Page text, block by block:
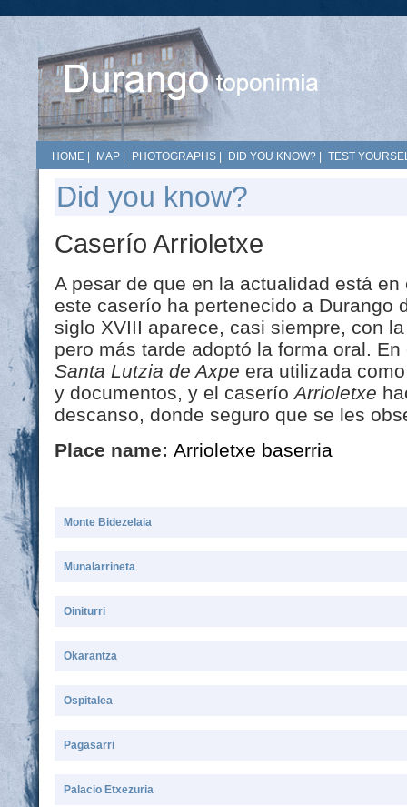
HOME MAP PHOTOGRAPHS DID YOU KNOW? TEST
Did you know?
Caserío Arrioletxe
A pesar de que en la actualidad está
este caserío ha pertenecido a Durango
siglo XVIII aparece, casi siempre, con
pero más tarde adoptó la forma oral.
Santa Lutzia de Axpe era utilizada
y documentos, y el caseríoArrioletxe
descanso, donde seguro que se les
Place name: Arrioletxe baserria
Monte Bidezelaia
Munalarrineta
Oiniturri
Okarantza
Ospitalea
Pagasarri
Palacio Etxezuria